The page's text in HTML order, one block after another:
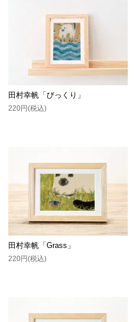
田村幸帆「びっくり」
220円(税込)
田村幸帆「Grass」
220円(税込)